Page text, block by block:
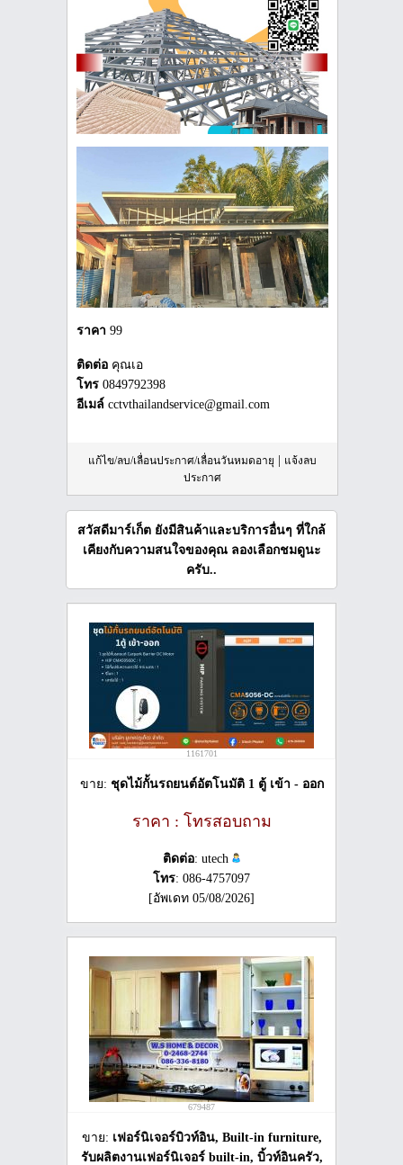
ราคา 99
ติดต่อ คุณเอ
โทร 0849792398
อีเมล์ cctvthailandservice@gmail.com
แก้ไข/ลบ/เลื่อนประกาศ/เลื่อนวันหมดอายุ | แจ้งลบ
ประกาศ
สวัสดีมาร์เก็ต ยังมีสินค้าและบริการอื่นๆ ที่ใกล้
เคียงกับความสนใจของคุณ ลองเลือกชมดูนะ
ครับ..
1161701
ขาย: ชุดไม้กั้นรถยนต์อัตโนมัติ 1 ตู้ เข้า - ออก
ราคา : โทรสอบถาม
ติดต่อ: utech
โทร: 086-4757097
[อัพเดท 05/08/2026]
679487
ขาย: เฟอร์นิเจอร์บิวท์อิน, Built-in furniture,
รับผลิตงานเฟอร์นิเจอร์ built-in, บิ้วท์อินครัว,